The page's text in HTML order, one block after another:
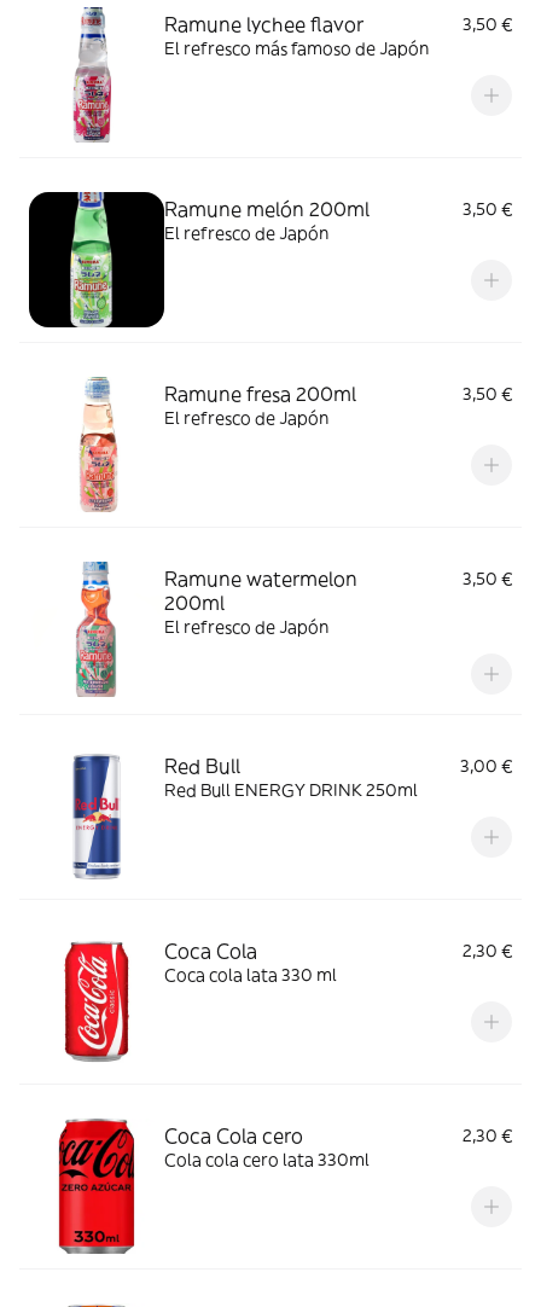
Ramune lychee flavor
3,50 €
El refresco más famoso de Japón
Ramune melón 200ml
3,50 €
El refresco de Japón
Ramune fresa 200ml
3,50 €
El refresco de Japón
Ramune watermelon
200ml
3,50 €
El refresco de Japón
Red Bull
3,00 €
Red Bull ENERGY DRINK 250ml
Coca Cola
2,30 €
Coca cola lata 330 ml
Coca Cola cero
2,30 €
Cola cola cero lata 330ml